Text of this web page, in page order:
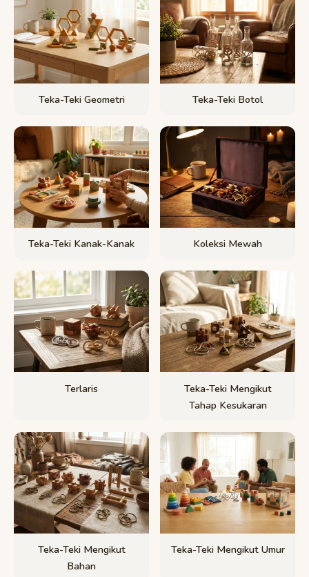
Teka-Teki Geometri Teka-Teki Botol
Teka-Teki Kanak-Kanak Koleksi Mewah
Terlaris
Teka-Teki Mengikut
Tahap Kesukaran
Teka-Teki Mengikut
Bahan
Teka-Teki Mengikut Umur